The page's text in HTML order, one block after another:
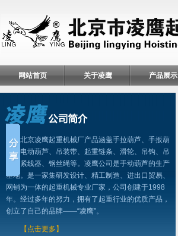
网站首页 关于凌鹰 产品展示
北京凌鹰起重机械厂产品涵盖手拉葫芦、手扳葫
芦、电动葫芦、吊装带、起重链条、滑轮、吊钩、吊
具、紧线器、钢丝绳等。凌鹰公司是手动葫芦的生产
基地。是一家集研发设计、精工制造、进出口贸易、
网销为一体的起重机械专业厂家，公司创建于1998
年。经过多年的努力，拥有了起重行业的优质产品，
创立了自己的品牌——“凌鹰”。
【点击更多】